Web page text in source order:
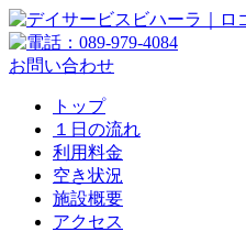
お問い合わせ
トップ
１日の流れ
利用料金
空き状況
施設概要
アクセス